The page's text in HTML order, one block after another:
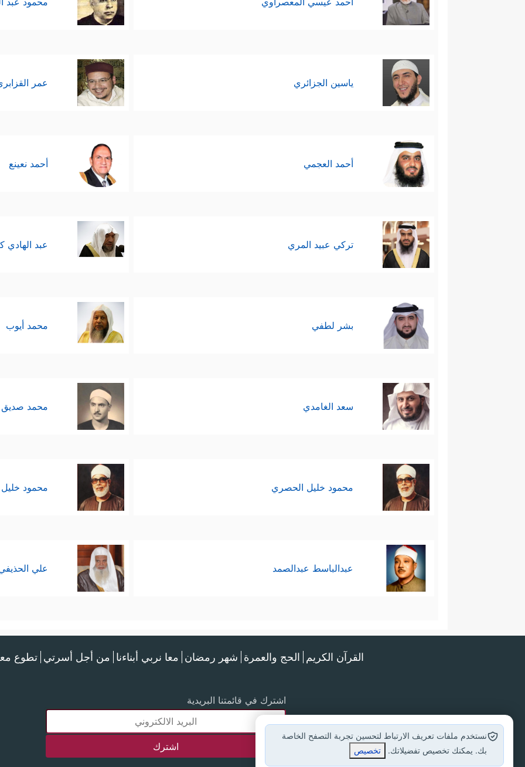
ياسين الجزائري عمر
أحمد العجمي أحمد نعينع
تركي عبيد المري عبد الهادي
بشر لطفي محمد أيوب
سعد الغامدي محمد صديق
محمود خليل الحصري محمود
عبدالباسط عبدالصمد علي
القرآن الكريم الحج والعمرة شهر رمضان معا نربي أبناءنا من أجل أسرتي تطوع
اشترك في قائمتنا البريدية
نستخدم ملفات تعريف الارتباط لتحسين تجربة التصفح الخاصة
بك. يمكنك تخصيص تفضيلاتك.
تخصيص